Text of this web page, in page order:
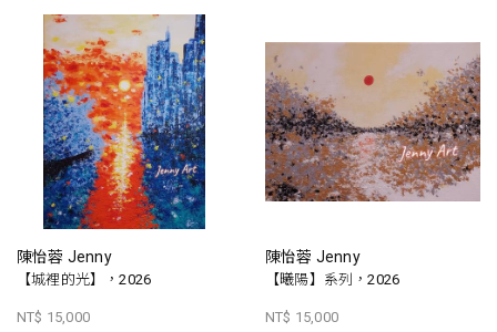
陳怡蓉 Jenny
【城裡的光】，2026
NT$ 15,000
陳怡蓉 Jenny
【曦陽】系列，2026
NT$ 15,000